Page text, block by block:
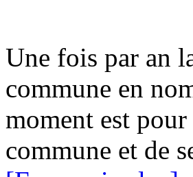
Une fois par an
commune en
moment est
commune et de